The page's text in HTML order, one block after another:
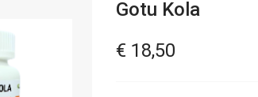
Gotu Kola
€ 18,50